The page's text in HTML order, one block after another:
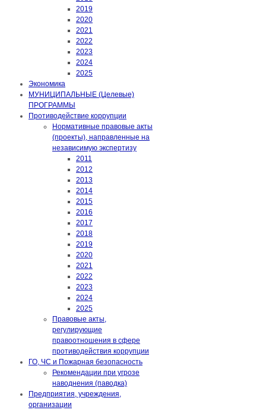
2019
2020
2021
2022
2023
2024
2025
Экономика
МУНИЦИПАЛЬНЫЕ (Целевые)
ПРОГРАММЫ
Противодействие коррупции
Нормативные правовые акты
(проекты), направленные на
независимую экспертизу
2011
2012
2013
2014
2015
2016
2017
2018
2019
2020
2021
2022
2023
2024
2025
Правовые акты,
регулирующие
правоотношения в сфере
противодействия коррупции
ГО, ЧС и Пожарная безопасность
Рекомендации при угрозе
наводнения (паводка)
Предприятия, учреждения,
организации